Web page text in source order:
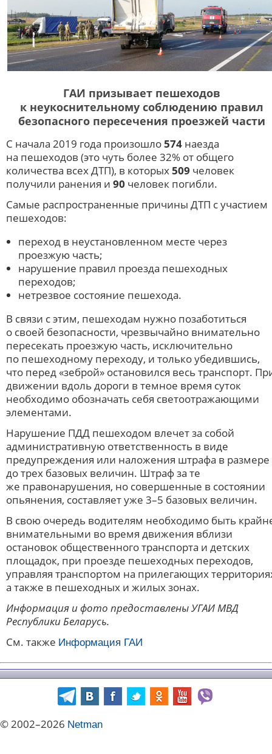
ГАИ призывает пешеходов
к неукоснительному соблюдению правил
безопасного пересечения проезжей части
С начала 2019 года произошло574 наезда
на пешеходов (это чуть более 32% от общего
количества всех ДТП), в которых509 человек
получили ранения и 90 человек погибли.
Самые распространенные причины ДТП с участием
пешеходов:
переход в неустановленном месте через
проезжую часть;
нарушение правил проезда пешеходных
переходов;
нетрезвое состояние пешехода.
В связи с этим, пешеходам нужно позаботиться
о своей безопасности, чрезвычайно внимательно
пересекать проезжую часть, исключительно
по пешеходному переходу, и только убедившись,
что перед «зеброй» остановился весь транспорт.
движении вдоль дороги в темное время суток
необходимо обозначать себя светоотражающими
элементами.
Нарушение ПДД пешеходом влечет за собой
административную ответственность в виде
предупреждения или наложения штрафа в размере
до трех базовых величин. Штраф за те
же правонарушения, но совершенные в состоянии
опьянения, составляет уже 3–5 базовых величин.
В свою очередь водителям необходимо быть
внимательными во время движения вблизи
остановок общественного транспорта и детских
площадок, при проезде пешеходных переходов,
управляя транспортом на прилегающих
а также в пешеходных и жилых зонах.
Информация и фото предоставлены УГАИ МВД
Республики Беларусь.
См. также Информация ГАИ
© 2002–2026 Netman